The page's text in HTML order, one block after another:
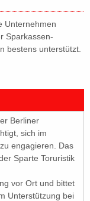
Unternehmen
Sparkassen-
bestens unterstützt.
Berliner
sich im
engagieren. Das
Sparte Toruristik
vor Ort und bittet
Unterstützung bei